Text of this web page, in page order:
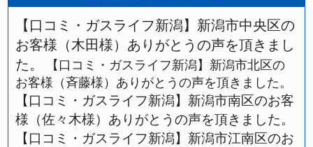
【口コミ・ガスライフ新潟】新潟市中央区の
お客様（木田様）ありがとうの声を頂きまし
た。
【口コミ・ガスライフ新潟】新潟市北区の
お客様（斉藤様）ありがとうの声を頂きました。
【口コミ・ガスライフ新潟】新潟市南区のお客
様（佐々木様）ありがとうの声を頂きました。
【口コミ・ガスライフ新潟】新潟市江南区のお